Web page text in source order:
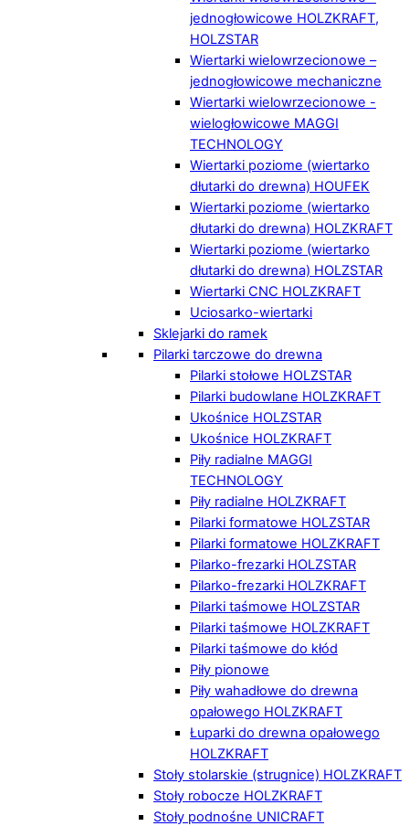
jednogłowicowe HOLZKRAFT,
HOLZSTAR
Wiertarki wielowrzecionowe –
jednogłowicowe mechaniczne
Wiertarki wielowrzecionowe -
wielogłowicowe MAGGI
TECHNOLOGY
Wiertarki poziome (wiertarko
dłutarki do drewna) HOUFEK
Wiertarki poziome (wiertarko
dłutarki do drewna) HOLZKRAFT
Wiertarki poziome (wiertarko
dłutarki do drewna) HOLZSTAR
Wiertarki CNC HOLZKRAFT
Uciosarko-wiertarki
Sklejarki do ramek
Pilarki tarczowe do drewna
Pilarki stołowe HOLZSTAR
Pilarki budowlane HOLZKRAFT
Ukośnice HOLZSTAR
Ukośnice HOLZKRAFT
Piły radialne MAGGI
TECHNOLOGY
Piły radialne HOLZKRAFT
Pilarki formatowe HOLZSTAR
Pilarki formatowe HOLZKRAFT
Pilarko-frezarki HOLZSTAR
Pilarko-frezarki HOLZKRAFT
Pilarki taśmowe HOLZSTAR
Pilarki taśmowe HOLZKRAFT
Pilarki taśmowe do kłód
Piły pionowe
Piły wahadłowe do drewna
opałowego HOLZKRAFT
Łuparki do drewna opałowego
HOLZKRAFT
Stoły stolarskie (strugnice) HOLZKRAFT
Stoły robocze HOLZKRAFT
Stoły podnośne UNICRAFT